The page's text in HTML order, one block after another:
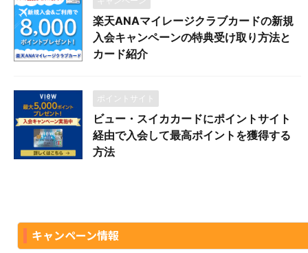
楽天ANAマイレージクラブカードの新規
入会キャンペーンの特典受け取り方法と
カード紹介
ポイントサイト
ビュー・スイカカードにポイントサイト
経由で入会して最高ポイントを獲得する
方法
キャンペーン情報